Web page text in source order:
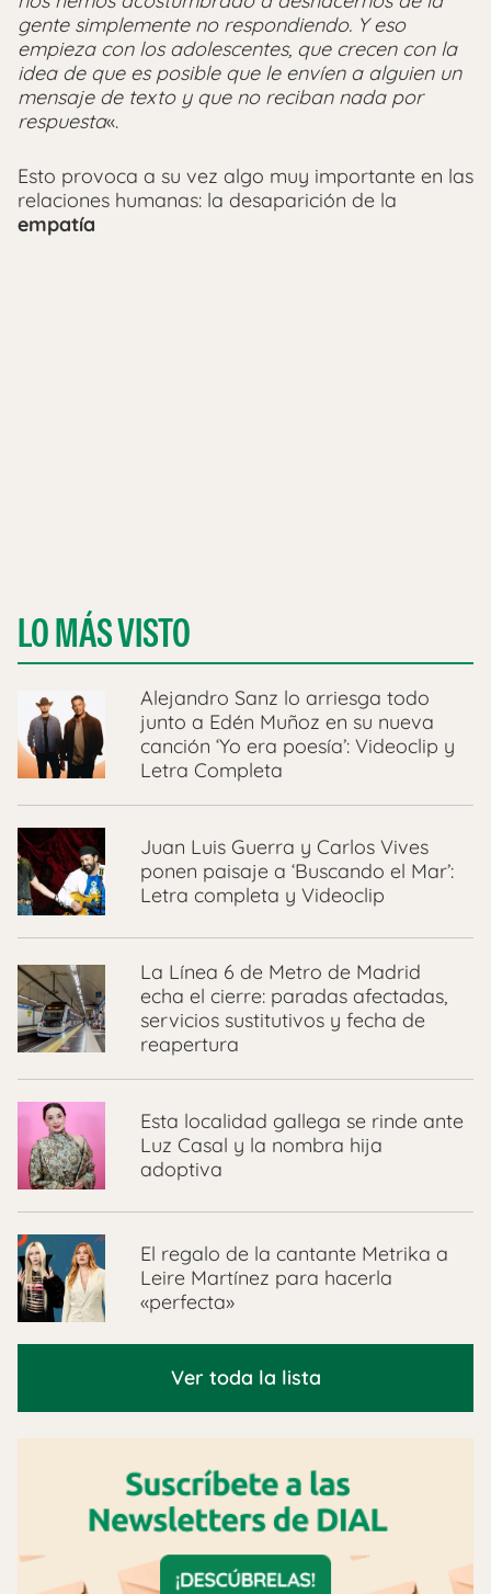
gente simplemente no respondiendo. Y eso
empieza con los adolescentes, que crecen con la
idea de que es posible que le envíen a alguien un
mensaje de texto y que no reciban nada por
respuesta«.
Esto provoca a su vez algo muy importante en las
relaciones humanas: la desaparición de la
empatía
LO MÁS VISTO
Alejandro Sanz lo arriesga todo
junto a Edén Muñoz en su nueva
canción ‘Yo era poesía’: Videoclip y
Letra Completa
Juan Luis Guerra y Carlos Vives
ponen paisaje a ‘Buscando el Mar’:
Letra completa y Videoclip
La Línea 6 de Metro de Madrid
echa el cierre: paradas afectadas,
servicios sustitutivos y fecha de
reapertura
Esta localidad gallega se rinde ante
Luz Casal y la nombra hija
adoptiva
El regalo de la cantante Metrika a
Leire Martínez para hacerla
«perfecta»
Ver toda la lista